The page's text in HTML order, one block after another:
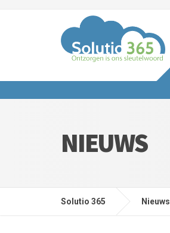
NIEUWS
Solutio 365 Nieuws